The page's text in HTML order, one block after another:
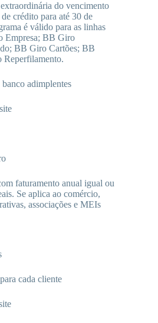
do vencimento
crédito para até 30 de
é válido para as linhas
BB Giro
BB Giro Cartões; BB
Reperfilamento.
adimplentes
faturamento anual igual ou
Se aplica ao comércio,
associações e MEIs
cada cliente